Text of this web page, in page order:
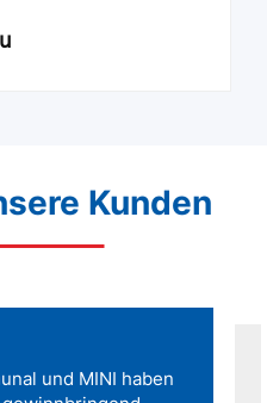
Kunden
und MINI haben